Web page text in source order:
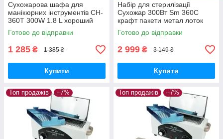
Сухожарова шафа для
манікюрних інструментів CH-
360T 300W 1.8 L хороший
потужний сухожар
дезінфектор стерилізатор
Готово до відправки
1 285 ₴ 1 385 ₴
Купити
Набір для стерилізації
Сухожар 300Вт Sm 360C
крафт пакети метал лоток
контейнер для дезінфекції
інструментів
Готово до відправки
2 999 ₴ 3 149 ₴
Купити
Топ продажів –7% Топ продажів –7%